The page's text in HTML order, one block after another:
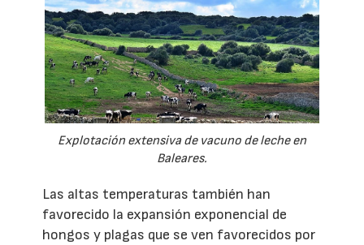
Explotación extensiva de vacuno de leche en
Baleares.
Las altas temperaturas también han
favorecido la expansión exponencial de
hongos y plagas que se ven favorecidos por